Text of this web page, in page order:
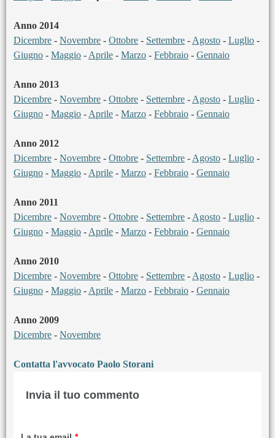
Anno 2014
Dicembre - Novembre - Ottobre - Settembre - Agosto - Luglio -
Giugno - Maggio - Aprile - Marzo - Febbraio - Gennaio
Anno 2013
Dicembre - Novembre - Ottobre - Settembre - Agosto - Luglio -
Giugno - Maggio - Aprile - Marzo - Febbraio - Gennaio
Anno 2012
Dicembre - Novembre - Ottobre - Settembre - Agosto - Luglio -
Giugno - Maggio - Aprile - Marzo - Febbraio - Gennaio
Anno 2011
Dicembre - Novembre - Ottobre - Settembre - Agosto - Luglio -
Giugno - Maggio - Aprile - Marzo - Febbraio - Gennaio
Anno 2010
Dicembre - Novembre - Ottobre - Settembre - Agosto - Luglio -
Giugno - Maggio - Aprile - Marzo - Febbraio - Gennaio
Anno 2009
Dicembre - Novembre
Contatta l'avvocato Paolo Storani